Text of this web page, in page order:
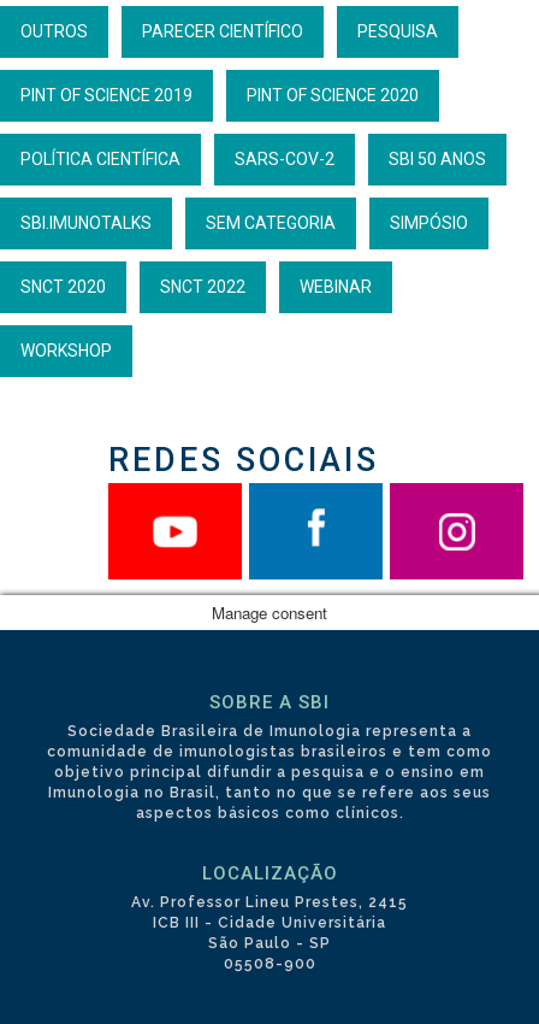
OUTROS PARECER CIENTÍFICO PESQUISA
PINT OF SCIENCE 2019 PINT OF SCIENCE 2020
POLÍTICA CIENTÍFICA SARS-COV-2 SBI 50 ANOS
SBI.IMUNOTALKS SEM CATEGORIA SIMPÓSIO
SNCT 2020 SNCT 2022 WEBINAR
WORKSHOP
REDES SOCIAIS
SOBRE A SBI
Sociedade Brasileira de Imunologia representa a
comunidade de imunologistas brasileiros e tem como
objetivo principal difundir a pesquisa e o ensino em
Imunologia no Brasil, tanto no que se refere aos seus
aspectos básicos como clínicos.
LOCALIZAÇÃO
Av. Professor Lineu Prestes, 2415
ICB III - Cidade Universitária
São Paulo - SP
05508-900
Manage consent